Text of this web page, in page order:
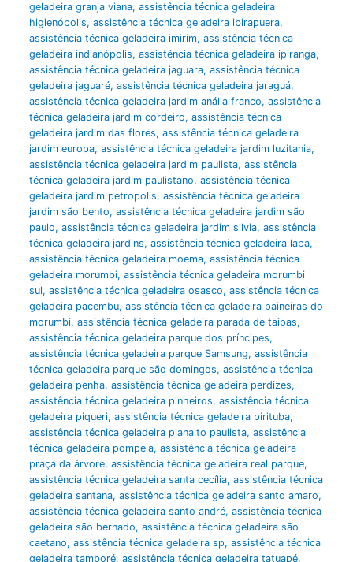
geladeira granja viana, assistência técnica geladeira
higienópolis, assistência técnica geladeira ibirapuera,
assistência técnica geladeira imirim, assistência técnica
geladeira indianópolis, assistência técnica geladeira ipiranga,
assistência técnica geladeira jaguara, assistência técnica
geladeira jaguaré, assistência técnica geladeira jaraguá,
assistência técnica geladeira jardim anália franco, assistência
técnica geladeira jardim cordeiro, assistência técnica
geladeira jardim das flores, assistência técnica geladeira
jardim europa, assistência técnica geladeira jardim luzitania,
assistência técnica geladeira jardim paulista, assistência
técnica geladeira jardim paulistano, assistência técnica
geladeira jardim petropolis, assistência técnica geladeira
jardim são bento, assistência técnica geladeira jardim são
paulo, assistência técnica geladeira jardim silvia, assistência
técnica geladeira jardins, assistência técnica geladeira lapa,
assistência técnica geladeira moema, assistência técnica
geladeira morumbi, assistência técnica geladeira morumbi
sul, assistência técnica geladeira osasco, assistência técnica
geladeira pacembu, assistência técnica geladeira paineiras do
morumbi, assistência técnica geladeira parada de taipas,
assistência técnica geladeira parque dos príncipes,
assistência técnica geladeira parque Samsung, assistência
técnica geladeira parque são domingos, assistência técnica
geladeira penha, assistência técnica geladeira perdizes,
assistência técnica geladeira pinheiros, assistência técnica
geladeira piqueri, assistência técnica geladeira pirituba,
assistência técnica geladeira planalto paulista, assistência
técnica geladeira pompeia, assistência técnica geladeira
praça da árvore, assistência técnica geladeira real parque,
assistência técnica geladeira santa cecília, assistência técnica
geladeira santana, assistência técnica geladeira santo amaro,
assistência técnica geladeira santo andré, assistência técnica
geladeira são bernado, assistência técnica geladeira são
caetano, assistência técnica geladeira sp, assistência técnica
geladeira tamboré, assistência técnica geladeira tatuapé,